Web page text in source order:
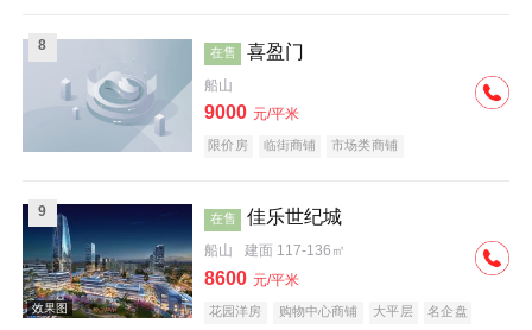
效果图
8 在售 喜盈门
船山
9000 元/平米
限价房 临街商铺 市场类商铺
9 在售 佳乐世纪城
船山 建面 117-136㎡
8600 元/平米
花园洋房 购物中心商铺 大平层 名企盘